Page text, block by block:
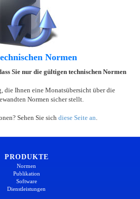
Normen
Sie nur die gültigen technischen Normen
die Ihnen eine Monatsübersicht über die
Normen sicher stellt.
Sehen Sie sich diese Seite an
PRODUKTE
Normen
Publikation
Software
Dienstleistungen